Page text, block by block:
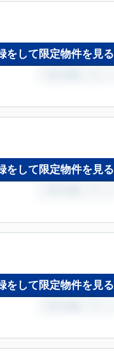
をして限定物件を見る
をして限定物件を見る
をして限定物件を見る